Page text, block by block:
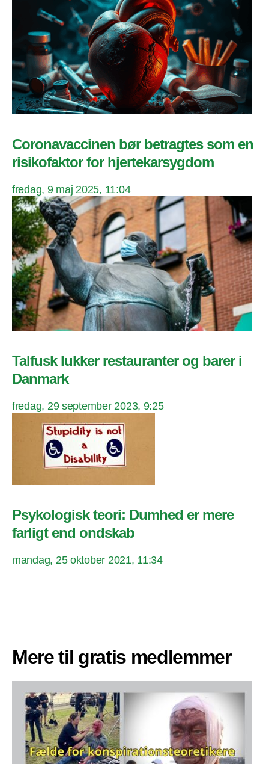
Coronavaccinen bør betragtes som en
risikofaktor for hjertekarsygdom
fredag, 9 maj 2025, 11:04
Talfusk lukker restauranter og barer i
Danmark
fredag, 29 september 2023, 9:25
Psykologisk teori: Dumhed er mere
farligt end ondskab
mandag, 25 oktober 2021, 11:34
Mere til gratis medlemmer